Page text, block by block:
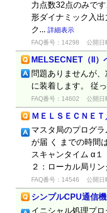
力点数32点のみで
形ダイナミック入
ク... 詳細表示
FAQ番号：14298 公開日
MELSECNET（II）
問題ありませんが
に装着します。 従
FAQ番号：14602 公開日
ＭＥＬＳＥＣＮＥ
マスタ局のプログ
が届 く までの時間
スキャンタイム α
２：ローカル局リ
FAQ番号：14546 公開日
シンプルCPU通信
イニシャル処理プ